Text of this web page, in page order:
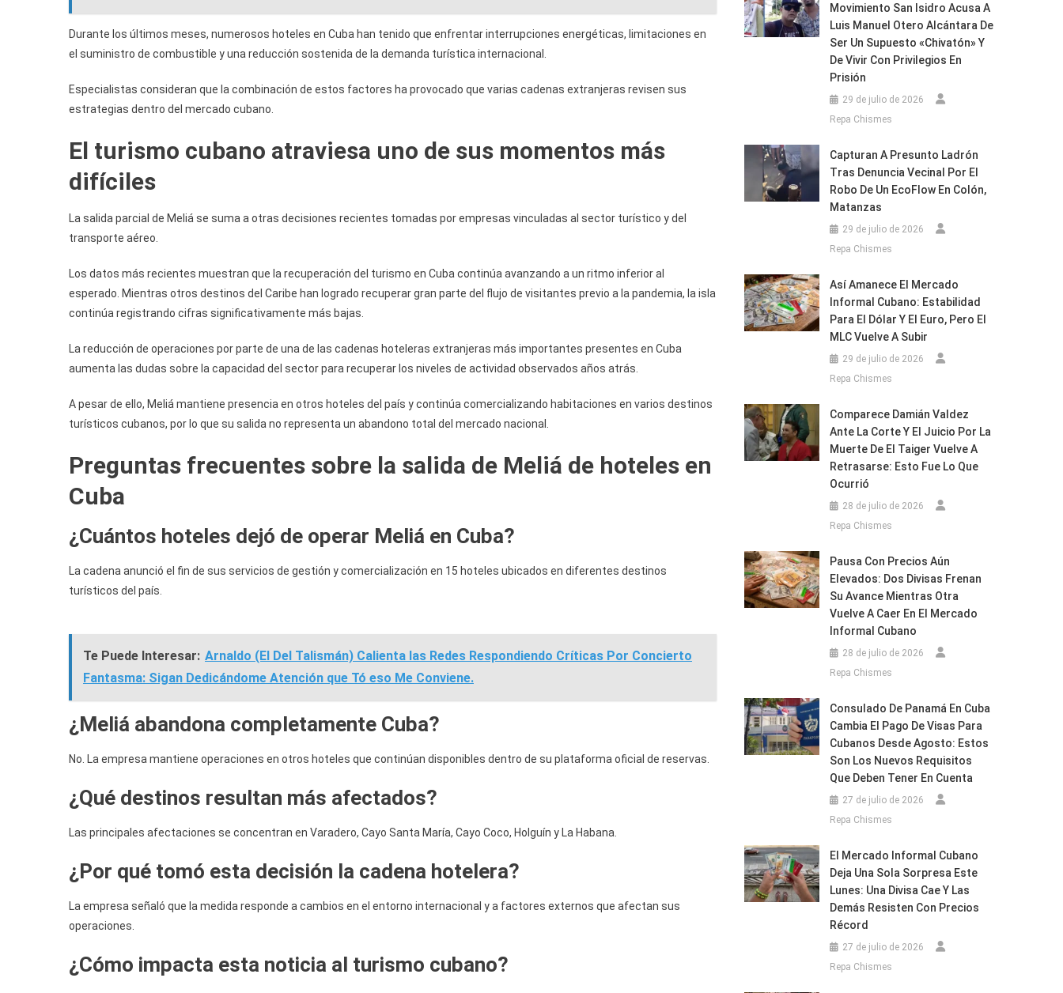
Durante los últimos meses, numerosos hoteles en Cuba han tenido que enfrentar interrupciones energéticas, limitaciones en
el suministro de combustible y una reducción sostenida de la demanda turística internacional.
Especialistas consideran que la combinación de estos factores ha provocado que varias cadenas extranjeras revisen sus
estrategias dentro del mercado cubano.
El turismo cubano atraviesa uno de sus momentos más
difíciles
La salida parcial de Meliá se suma a otras decisiones recientes tomadas por empresas vinculadas al sector turístico y del
transporte aéreo.
Los datos más recientes muestran que la recuperación del turismo en Cuba continúa avanzando a un ritmo inferior al
esperado. Mientras otros destinos del Caribe han logrado recuperar gran parte del flujo de visitantes previo a la pandemia, la isla
continúa registrando cifras significativamente más bajas.
La reducción de operaciones por parte de una de las cadenas hoteleras extranjeras más importantes presentes en Cuba
aumenta las dudas sobre la capacidad del sector para recuperar los niveles de actividad observados años atrás.
A pesar de ello, Meliá mantiene presencia en otros hoteles del país y continúa comercializando habitaciones en varios destinos
turísticos cubanos, por lo que su salida no representa un abandono total del mercado nacional.
Preguntas frecuentes sobre la salida de Meliá de hoteles en
Cuba
¿Cuántos hoteles dejó de operar Meliá en Cuba?
La cadena anunció el fin de sus servicios de gestión y comercialización en 15 hoteles ubicados en diferentes destinos
turísticos del país.
Te Puede Interesar: Arnaldo (El Del Talismán) Calienta las Redes Respondiendo Críticas Por Concierto
Fantasma: Sigan Dedicándome Atención que Tó eso Me Conviene.
¿Meliá abandona completamente Cuba?
No. La empresa mantiene operaciones en otros hoteles que continúan disponibles dentro de su plataforma oficial de reservas.
¿Qué destinos resultan más afectados?
Las principales afectaciones se concentran en Varadero, Cayo Santa María, Cayo Coco, Holguín y La Habana.
¿Por qué tomó esta decisión la cadena hotelera?
La empresa señaló que la medida responde a cambios en el entorno internacional y a factores externos que afectan sus
operaciones.
¿Cómo impacta esta noticia al turismo cubano?
Movimiento San Isidro Acusa A
Luis Manuel Otero Alcántara De
Ser Un Supuesto «chivatón» Y
De Vivir Con Privilegios En
Prisión
29 de julio de 2026
Repa Chismes
Capturan A Presunto Ladrón
Tras Denuncia Vecinal Por El
Robo De Un EcoFlow En Colón,
Matanzas
29 de julio de 2026
Repa Chismes
Así Amanece El Mercado
Informal Cubano: Estabilidad
Para El Dólar Y El Euro, Pero El
MLC Vuelve A Subir
29 de julio de 2026
Repa Chismes
Comparece Damián Valdez
Ante La Corte Y El Juicio Por La
Muerte De El Taiger Vuelve A
Retrasarse: Esto Fue Lo Que
Ocurrió
28 de julio de 2026
Repa Chismes
Pausa Con Precios Aún
Elevados: Dos Divisas Frenan
Su Avance Mientras Otra
Vuelve A Caer En El Mercado
Informal Cubano
28 de julio de 2026
Repa Chismes
Consulado De Panamá En Cuba
Cambia El Pago De Visas Para
Cubanos Desde Agosto: Estos
Son Los Nuevos Requisitos
Que Deben Tener En Cuenta
27 de julio de 2026
Repa Chismes
El Mercado Informal Cubano
Deja Una Sola Sorpresa Este
Lunes: Una Divisa Cae Y Las
Demás Resisten Con Precios
Récord
27 de julio de 2026
Repa Chismes